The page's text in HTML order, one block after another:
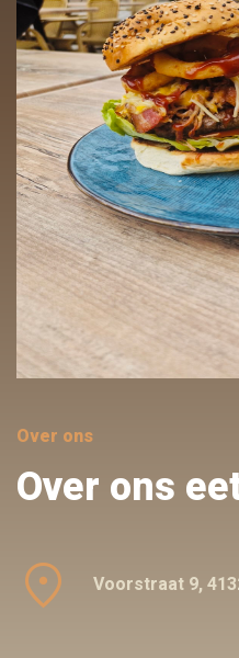
Over ons
Over ons
location_on Voorstraat 9,